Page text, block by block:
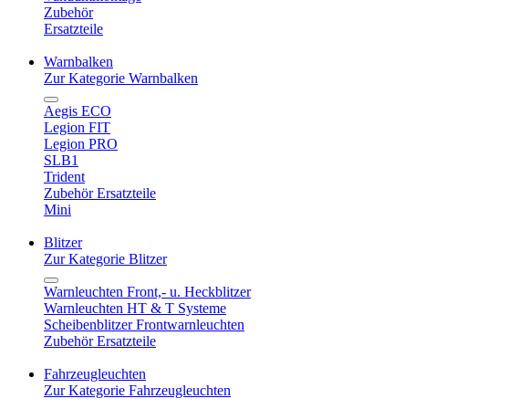
Zubehör
Ersatzteile
Warnbalken
Zur Kategorie Warnbalken
Aegis ECO
Legion FIT
Legion PRO
SLB1
Trident
Zubehör Ersatzteile
Mini
Blitzer
Zur Kategorie Blitzer
Warnleuchten Front,- u. Heckblitzer
Warnleuchten HT & T Systeme
Scheibenblitzer Frontwarnleuchten
Zubehör Ersatzteile
Fahrzeugleuchten
Zur Kategorie Fahrzeugleuchten